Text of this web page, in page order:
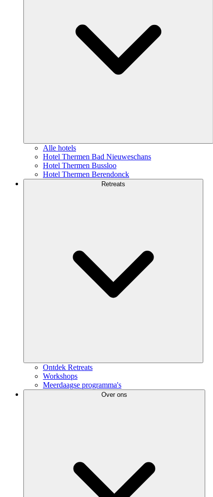
Alle hotels
Hotel Thermen Bad Nieuweschans
Hotel Thermen Bussloo
Hotel Thermen Berendonck
Retreats
Ontdek Retreats
Workshops
Meerdaagse programma's
Over ons